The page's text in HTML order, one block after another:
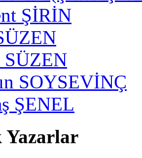
ŞİRİN
SÜZEN
SOYSEVİNÇ
ŞENEL
Yazarlar